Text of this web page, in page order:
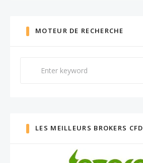
MOTEUR DE RECHERCHE
LES MEILLEURS BROKERS CFD